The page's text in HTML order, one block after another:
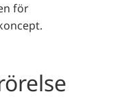
för